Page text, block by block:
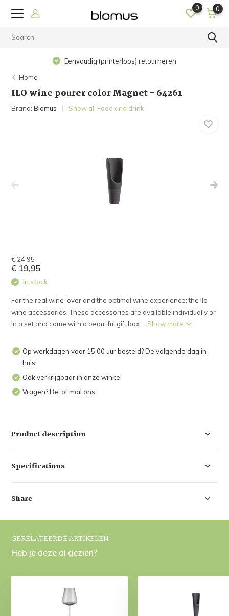
0 0
Eenvoudig (printerloos) retourneren
Home
ILO wine pourer color Magnet - 64261
Brand:Blomus Show all Food and drink
€ 24,95
€ 19,95
In stock
For the real wine lover and the optimal wine experience; the Ilo
wine accessories. These accessories are available individually or
in a set and come with a beautiful gift box.... Show more
Op werkdagen voor 15.00 uur besteld? De volgende dag in
huis!
Ook verkrijgbaar in onze winkel
Vragen? Bel of mail ons
Product description
Specifications
Share
GERELATEERDE ARTIKELEN
Heb je deze al gezien?